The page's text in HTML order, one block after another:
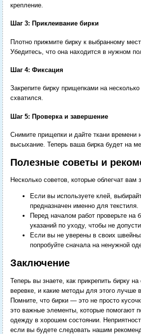
крепление.
Шаг 3: Приклеивание бирки
Плотно прижмите бирку к выбранному
Убедитесь, что она находится в нужном
Шаг 4: Фиксация
Закрепите бирку прищепками на
схватился.
Шаг 5: Проверка и завершение
Снимите прищепки и дайте ткани времени
высыхание. Теперь ваша бирка будет на
Полезные советы и
Несколько советов, которые облегчат вам
Если вы используете клей,
предназначен именно для текстиля.
Перед началом работ проверьте на
указаний по уходу, чтобы не
Если вы не уверены в своих
попробуйте сначала на ненужной
Заключение
Теперь вы знаете, как прикрепить бирку
веревке, и какие методы для этого лучше
Помните, что бирки — это не просто
это важные элементы, которые помогают
одежду в хорошем состоянии.
если вы будете следовать нашим